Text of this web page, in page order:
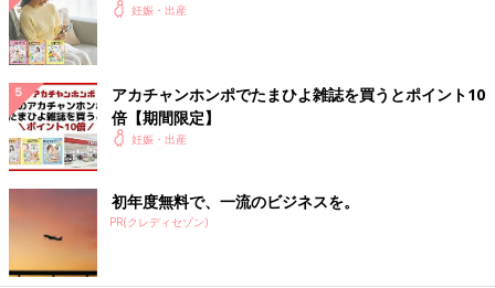
私の入院していた
妊娠・出産
アカチャンホンポでたまひよ雑誌を買うとポイント10
倍【期間限定】
妊娠・出産
初年度無料で、一流のビジネスを。
PR(クレディセゾン)